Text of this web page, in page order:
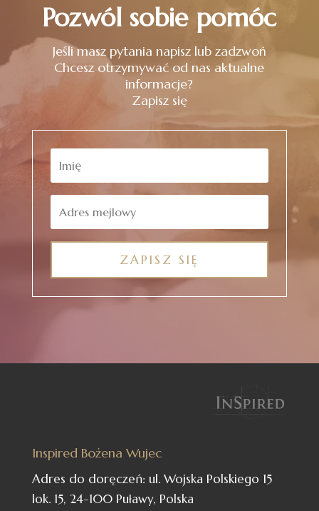
Pozwól sobie pomóc
Jeśli masz pytania napisz lub zadzwoń
Chcesz otrzymywać od nas aktualne
informacje?
Zapisz się
ZAPISZ SIĘ
Inspired Bożena Wujec
Adres do doręczeń: ul. Wojska Polskiego 15
lok. 15, 24-100 Puławy, Polska